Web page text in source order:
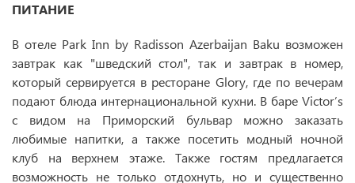
ПИТАНИЕ
В отеле Park Inn by Radisson Azerbaijan Baku возможен
завтрак как "шведский стол", так и завтрак в номер,
который сервируется в ресторане Glory, где по вечерам
подают блюда интернациональной кухни. В баре Victor’s
с видом на Приморский бульвар можно заказать
любимые напитки, а также посетить модный ночной
клуб на верхнем этаже. Также гостям предлагается
возможность не только отдохнуть, но и существенно